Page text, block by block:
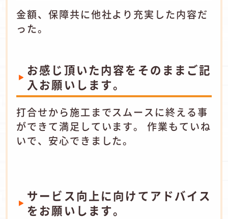
金額、保障共に他社より充実した内容だ
った。
お感じ頂いた内容をそのままご記
入お願いします。
打合せから施工までスムースに終える事
ができて満足しています。 作業もていね
いで、安心できました。
サービス向上に向けてアドバイス
をお願いします。